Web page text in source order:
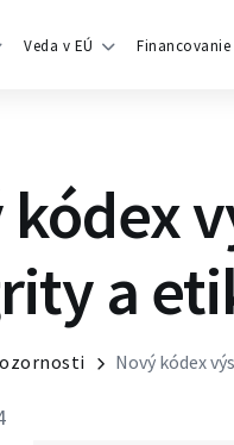
Veda v EÚ Financovanie
kódex
a
Nový kódex